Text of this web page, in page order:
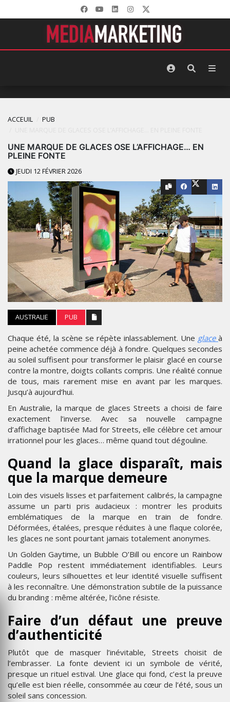
ACCEUIL
PUB
UNE MARQUE DE GLACES OSE L’AFFICHAGE… EN
PLEINE FONTE
JEUDI 12 FÉVRIER 2026
AUSTRALIE PUB
Chaque été, la scène se répète inlassablement. Une glace à
peine achetée commence déjà à fondre. Quelques secondes
au soleil suffisent pour transformer le plaisir glacé en course
contre la montre, doigts collants compris. Une réalité connue
de tous, mais rarement mise en avant par les marques.
Jusqu’à aujourd’hui.
En Australie, la marque de glaces Streets a choisi de faire
exactement l’inverse. Avec sa nouvelle campagne
d’affichage baptisée Mad for Streets, elle célèbre cet amour
irrationnel pour les glaces… même quand tout dégouline.
Quand la glace disparaît, mais
que la marque demeure
Loin des visuels lisses et parfaitement calibrés, la campagne
assume un parti pris audacieux : montrer les produits
emblématiques de la marque en train de fondre.
Déformées, étalées, presque réduites à une flaque colorée,
les glaces ne sont pourtant jamais totalement anonymes.
Un Golden Gaytime, un Bubble O’Bill ou encore un Rainbow
Paddle Pop restent immédiatement identifiables. Leurs
couleurs, leurs silhouettes et leur identité visuelle suffisent
à les reconnaître. Une démonstration subtile de la puissance
du branding : même altérée, l’icône résiste.
Faire d’un défaut une preuve
d’authenticité
Plutôt que de masquer l’inévitable, Streets choisit de
l’embrasser. La fonte devient ici un symbole de vérité,
presque un rituel estival. Une glace qui fond, c’est la preuve
qu’elle est bien réelle, consommée au cœur de l’été, sous un
soleil sans concession.